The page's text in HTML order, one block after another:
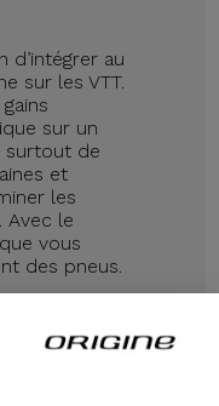
d’intégrer au
sur les VTT.
sur un
surtout de
et
les
Avec le
vous
des pneus.